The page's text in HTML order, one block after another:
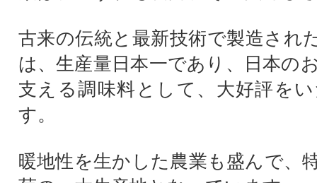
古来の伝統と最新技術で製造され
は、生産量日本一であり、日本の
支える調味料として、大好評を
す。
暖地性を生かした農業も盛んで、